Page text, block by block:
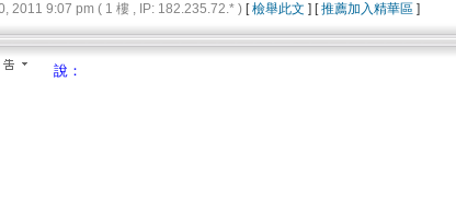
2011 9:07 pm ( 1 樓 , IP: 182.235.72.* ) [檢舉此文 ] [推薦加入精華區 ]
說：